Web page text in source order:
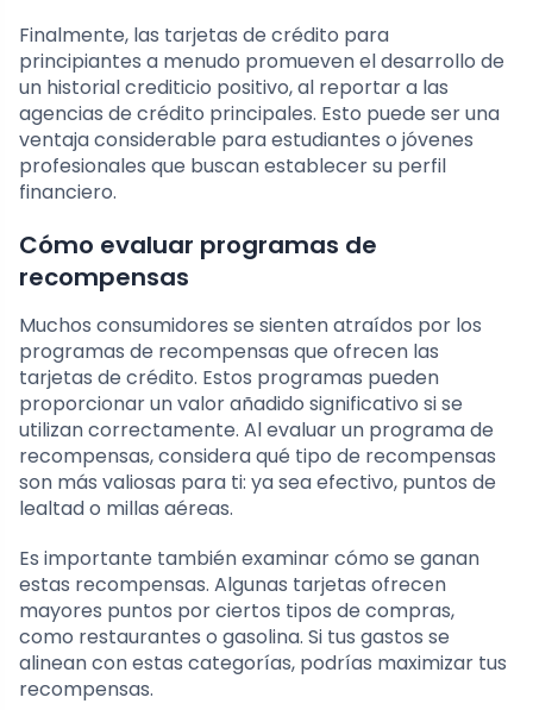
Finalmente, las tarjetas de crédito para
principiantes a menudo promueven el desarrollo de
un historial crediticio positivo, al reportar a las
agencias de crédito principales. Esto puede ser una
ventaja considerable para estudiantes o jóvenes
profesionales que buscan establecer su perfil
financiero.
Cómo evaluar programas de
recompensas
Muchos consumidores se sienten atraídos por los
programas de recompensas que ofrecen las
tarjetas de crédito. Estos programas pueden
proporcionar un valor añadido significativo si se
utilizan correctamente. Al evaluar un programa de
recompensas, considera qué tipo de recompensas
son más valiosas para ti: ya sea efectivo, puntos de
lealtad o millas aéreas.
Es importante también examinar cómo se ganan
estas recompensas. Algunas tarjetas ofrecen
mayores puntos por ciertos tipos de compras,
como restaurantes o gasolina. Si tus gastos se
alinean con estas categorías, podrías maximizar tus
recompensas.